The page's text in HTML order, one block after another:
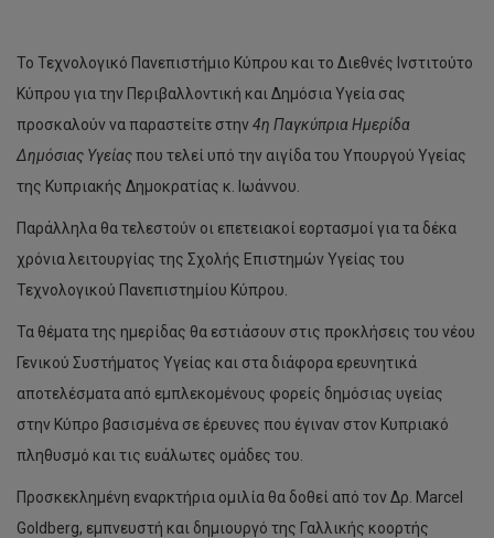
Το Τεχνολογικό Πανεπιστήμιο Κύπρου και το Διεθνές Ινστιτούτο
Κύπρου για την Περιβαλλοντική και Δημόσια Υγεία σας
προσκαλούν να παραστείτε στην4η Παγκύπρια Ημερίδα
Δημόσιας Υγείαςπου τελεί υπό την αιγίδα του Υπουργού Υγείας
της Κυπριακής Δημοκρατίας κ. Ιωάννου.
Παράλληλα θα τελεστούν οι επετειακοί εορτασμοί για τα δέκα
χρόνια λειτουργίας της Σχολής Επιστημών Υγείας του
Τεχνολογικού Πανεπιστημίου Κύπρου.
Τα θέματα της ημερίδας θα εστιάσουν στις προκλήσεις του νέου
Γενικού Συστήματος Υγείας και στα διάφορα ερευνητικά
αποτελέσματα από εμπλεκομένους φορείς δημόσιας υγείας
στην Κύπρο βασισμένα σε έρευνες που έγιναν στον Κυπριακό
πληθυσμό και τις ευάλωτες ομάδες του.
Προσκεκλημένη εναρκτήρια ομιλία θα δοθεί από τον Δρ. Marcel
Goldberg, εμπνευστή και δημιουργό της Γαλλικής κοορτής